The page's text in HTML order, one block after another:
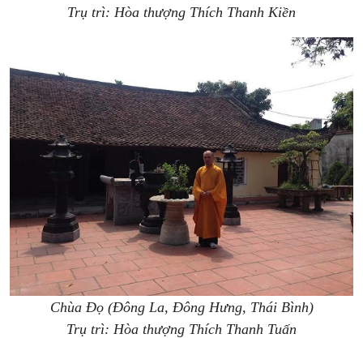
Trụ trì: Hòa thượng Thích Thanh Kiền
Chùa Đọ (Đông La, Đông Hưng, Thái Bình)
Trụ trì: Hòa thượng Thích Thanh Tuấn